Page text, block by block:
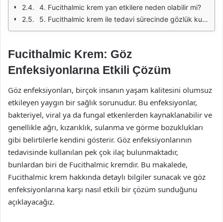
4. Fucithalmic krem yan etkilere neden olabilir mi?
5. Fucithalmic krem ile tedavi sürecinde gözlük kullanabilir miyim?
Fucithalmic Krem: Göz
Enfeksiyonlarına Etkili Çözüm
Göz enfeksiyonları, birçok insanın yaşam kalitesini olumsuz
etkileyen yaygın bir sağlık sorunudur. Bu enfeksiyonlar,
bakteriyel, viral ya da fungal etkenlerden kaynaklanabilir ve
genellikle ağrı, kızarıklık, sulanma ve görme bozuklukları
gibi belirtilerle kendini gösterir. Göz enfeksiyonlarının
tedavisinde kullanılan pek çok ilaç bulunmaktadır,
bunlardan biri de Fucithalmic kremdir. Bu makalede,
Fucithalmic krem hakkında detaylı bilgiler sunacak ve göz
enfeksiyonlarına karşı nasıl etkili bir çözüm sunduğunu
açıklayacağız.